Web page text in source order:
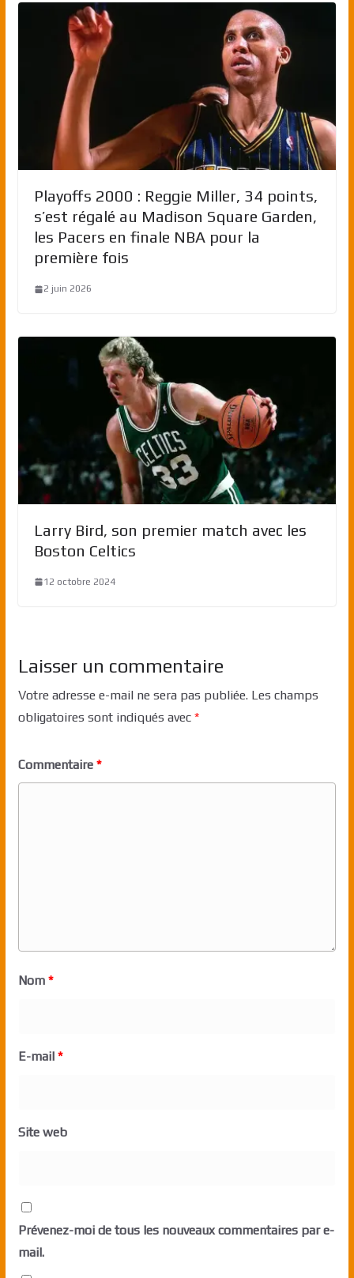
Playoffs 2000 : Reggie Miller, 34 points,
s’est régalé au Madison Square Garden,
les Pacers en finale NBA pour la
première fois
2 juin 2026
Larry Bird, son premier match avec les
Boston Celtics
12 octobre 2024
Laisser un commentaire
Votre adresse e-mail ne sera pas publiée. Les champs
obligatoires sont indiqués avec *
Commentaire *
Nom *
E-mail *
Site web
Prévenez-moi de tous les nouveaux commentaires par e-
mail.